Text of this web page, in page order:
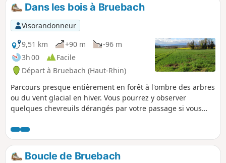
Dans les bois à Bruebach
Visorandonneur
9,51 km
+90 m
-96 m
3h 00
Facile
Départ à Bruebach (Haut-Rhin)
Parcours presque entièrement en forêt à l'ombre des arbres
ou du vent glacial en hiver. Vous pourrez y observer
quelques chevreuils dérangés par votre passage si vous
mais présence de nombreux arbres couchés à contourner.
Boucle de Bruebach